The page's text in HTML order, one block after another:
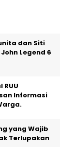
dan Siti
Legend 6
Informasi
yang Wajib
Terlupakan